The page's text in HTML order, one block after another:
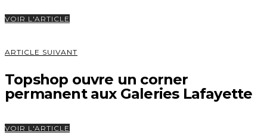
VOIR L'ARTICLE
ARTICLE SUIVANT
Topshop ouvre un corner
permanent aux Galeries Lafayette
VOIR L'ARTICLE